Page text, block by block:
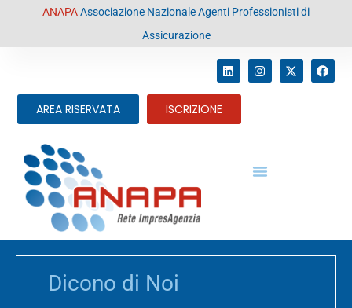
contenutoANAPAAssociazione Nazionale Agenti Professionisti di
Assicurazione
AREA RISERVATA ISCRIZIONE
Dicono di Noi